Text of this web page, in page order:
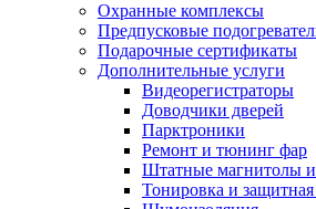
Охранные комплексы
Предпусковые
Подарочные сертификаты
Дополнительные услуги
Видеорегистраторы
Доводчики дверей
Парктроники
Ремонт и тюнинг фар
Штатные магнитолы
Тонировка и